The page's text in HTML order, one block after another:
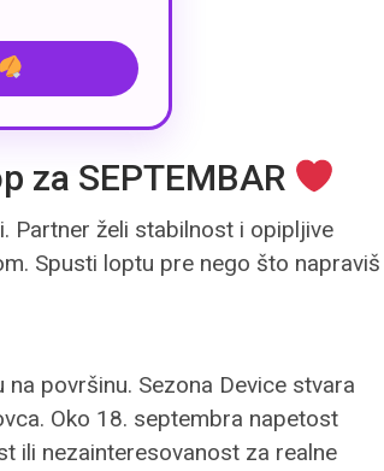
za SEPTEMBAR
Partner želi stabilnost i opipljive
Spusti loptu pre nego što napraviš
površinu. Sezona Device stvara
Oko 18. septembra napetost
ili nezainteresovanost za realne